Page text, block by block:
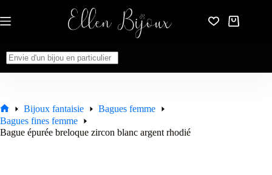
au
contenu
Panier
Accueil
Bijoux fantaisie
Bagues femme
Bagues fines femme
Bague épurée breloque zircon blanc argent rhodié